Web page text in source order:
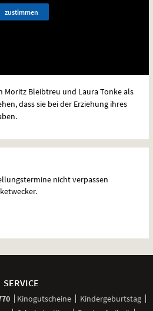
zustimmen
Moritz Bleibtreu und Laura Tonke als
dass sie bei der Erziehung ihres
nicht verpassen
SERVICE
anrufen
Kinogutscheine
Kindergeburtstag